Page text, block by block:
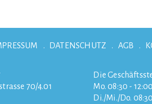
DATENSCHUTZ AGB
70/4.01
Die
Mo. 08:30 -
Di./Mi./Do.